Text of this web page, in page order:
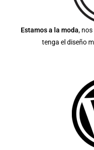
Estamos a la moda,
tenga el diseño